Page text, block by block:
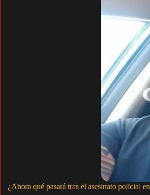
¿Ahora qué pasará tras el asesinato policial